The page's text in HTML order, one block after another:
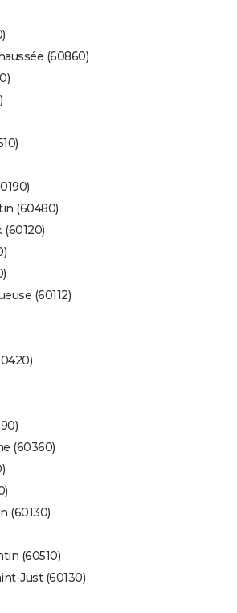
(60860)
(60480)
(60112)
(60360)
(60130)
(60510)
Just (60130)